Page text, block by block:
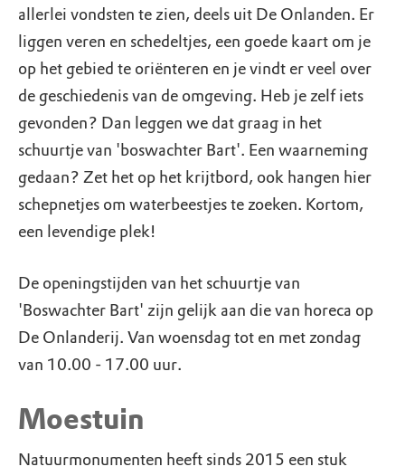
allerlei vondsten te zien, deels uit De Onlanden. Er
liggen veren en schedeltjes, een goede kaart om je
op het gebied te oriënteren en je vindt er veel over
de geschiedenis van de omgeving. Heb je zelf iets
gevonden? Dan leggen we dat graag in het
schuurtje van 'boswachter Bart'. Een waarneming
gedaan? Zet het op het krijtbord, ook hangen hier
schepnetjes om waterbeestjes te zoeken. Kortom,
een levendige plek!
De openingstijden van het schuurtje van
'Boswachter Bart' zijn gelijk aan die van horeca op
De Onlanderij. Van woensdag tot en met zondag
van 10.00 - 17.00 uur.
Moestuin
Natuurmonumenten heeft sinds 2015 een stuk